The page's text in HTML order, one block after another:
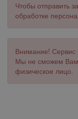
Чтобы отправить
обработке
Внимание! Сервис
Мы не сможем Вам
физическое лицо.